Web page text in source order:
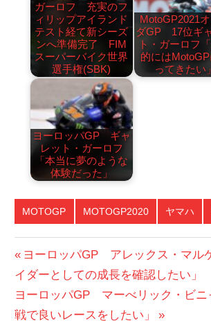
ガーロフ 充実のフ
ィリップアイランド
テスト経て新シーズ
ンへ準備完了 FIM
スーパーバイク世界
選手権(SBK)
MotoGP2021
ダGP 17位ギ
ト・ガーロフ
的には
ってきたい」
ヨーロッパGP ギャ
レット・ガーロフ
「本当に夢のような
体験だった」
MOTOGP MOTOGP2020 ヤマハ
投
稿
ナ
前
の
投
稿:
ヨーロッパGP アレックス・マル
イダーとしての成長を確認したい」
次
の
ヨーロッパGP マーべリック・ビニ
戦で良いレースをしたい」